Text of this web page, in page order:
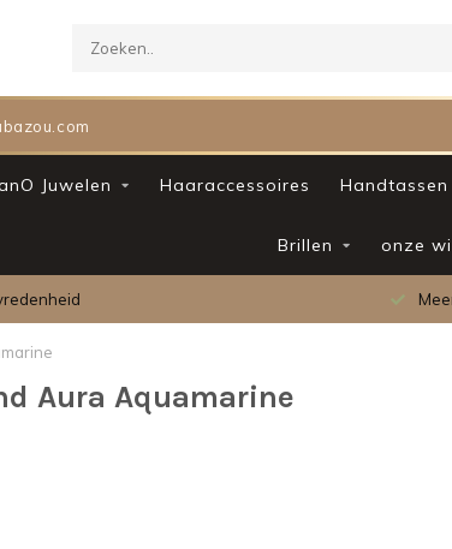
Juwelen Haaraccessoires Handtassen
Brillen onze
Aura Aquamarine